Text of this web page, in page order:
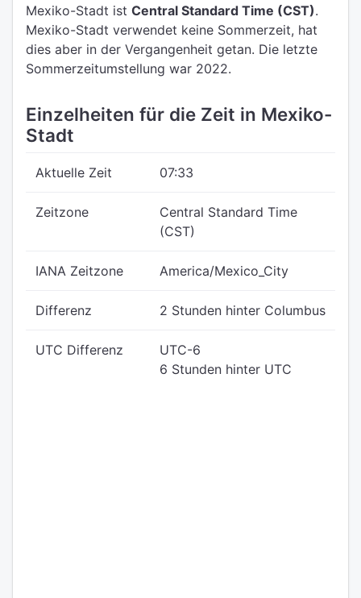
Mexiko-Stadt ist Central Standard Time (CST).
Mexiko-Stadt verwendet keine Sommerzeit, hat
dies aber in der Vergangenheit getan. Die letzte
Sommerzeitumstellung war 2022.
Einzelheiten für die Zeit in Mexiko-
Stadt
Aktuelle Zeit 07:33
Zeitzone
Central Standard Time
(CST)
IANA Zeitzone America/Mexico_City
Differenz 2 Stunden hinter Columbus
UTC Differenz
UTC-6
6 Stunden hinter UTC